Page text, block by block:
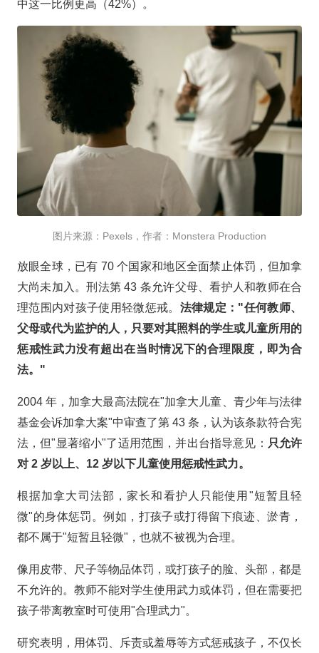
中这一比例更高（42%）。
图片来源：Pexels，作者：Monstera Production
放眼全球，已有 70 个国家和地区全面禁止体罚，但加拿
大尚未加入。刑法第 43 条允许父母、看护人和教师在合
理范围内对孩子使用轻微惩戒。 法律规定："任何教师、
父母或代为监护的人，只要对其照料的学生或儿童所用的
惩戒性武力没有超出在当时情况下的合理限度，即为合
法。"
2004 年，加拿大最高法院在"加拿大儿童、青少年与法律
基金会诉加拿大案"中审查了第 43 条，认为该条款符合宪
法，但"显著缩小"了适用范围，并出台指导意见： 只允许
对 2 岁以上、12 岁以下儿童使用惩戒性武力。
根据加拿大司法部，家长和看护人只能使用"短暂且轻
微"的身体惩罚。例如，打孩子或打得留下痕迹、淤青，
都不属于"短暂且轻微"，也就不被视为合理。
像用皮带、尺子等物品体罚，或打孩子的脸、头部，都是
不允许的。教师不能对学生使用武力或体罚，但在需要把
孩子带离教室时可使用"合理武力"。
研究表明，用体罚、斥责或羞辱等方式惩戒孩子，不仅长